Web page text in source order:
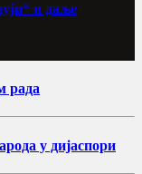
и даље
рада
у дијаспори